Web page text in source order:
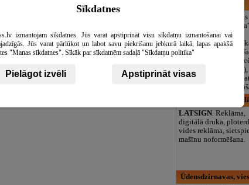
Pirmsskolas izglītības
iestāde “Maza
privātais bērnudārzs
Pārdaugavā,
bērniem no 10
līdz 6 gadiem.
programmas (LV/RU),
logopēds, speciālais
teritorija un 3x
LATSIGN, SIA,
LATSIGN. Reklāma,
digitālā druka,
vides reklāma,
mašīnu noformēšana.
Ūdensdzirnavas,
Sīkdatnes
izmantojam sīkdatnes. Jūs varat apstiprināt visu sīkdatņu izmantošanai vai
Jūs varat pārlūkot un labot savu piekrišanu jebkurā laikā, lapas apakšā
"Manas sīkdatnes". Sīkāk par sīkdatnēm sadaļā "Sīkdatņu politika"
Pielāgot izvēli Apstiprināt visas